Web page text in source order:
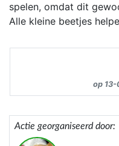
spelen, omdat dit
Alle kleine beetjes
op
Actie georganiseerd door: